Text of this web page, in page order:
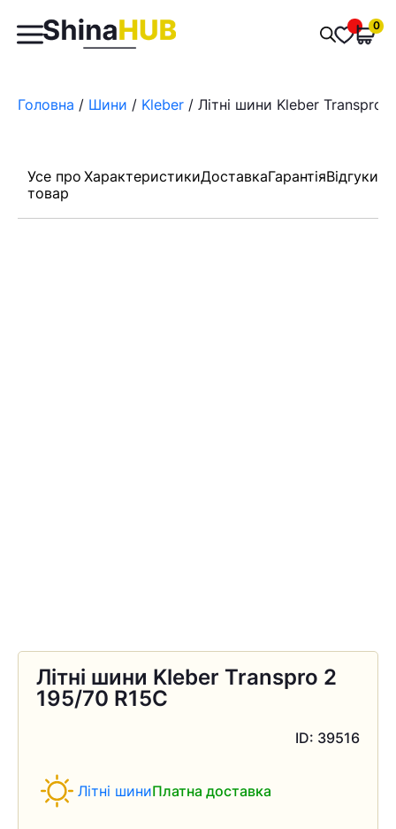
Пошук
товарів
0
Головна / Шини / Kleber / Літні шини Kleber Transpro
Усе про
товар
ХарактеристикиДоставкаГарантіяВідгуки
Літні шини Kleber Transpro 2
195/70 R15C
ID: 39516
Літні шиниПлатна доставка